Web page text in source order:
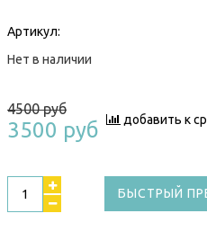
Артикул:
Нет в наличии
4500 руб
3500 руб добавить к
БЫСТРЫЙ